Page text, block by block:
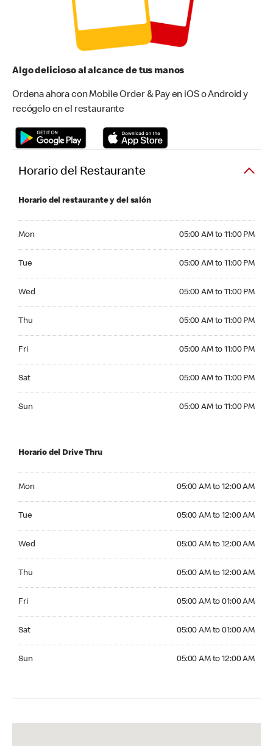
Algo delicioso al alcance de tus manos
Ordena ahora con Mobile Order & Pay en iOS o Android y
recógelo en el restaurante
Horario del Restaurante
Horario del restaurante y del salón
Mon 05:00 AM to 11:00 PM
Tue 05:00 AM to 11:00 PM
Wed 05:00 AM to 11:00 PM
Thu 05:00 AM to 11:00 PM
Fri 05:00 AM to 11:00 PM
Sat 05:00 AM to 11:00 PM
Sun 05:00 AM to 11:00 PM
Horario del Drive Thru
Mon 05:00 AM to 12:00 AM
Tue 05:00 AM to 12:00 AM
Wed 05:00 AM to 12:00 AM
Thu 05:00 AM to 12:00 AM
Fri 05:00 AM to 01:00 AM
Sat 05:00 AM to 01:00 AM
Sun 05:00 AM to 12:00 AM